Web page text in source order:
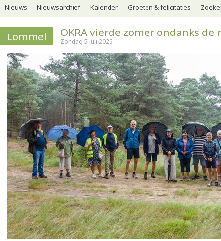
Nieuws Nieuwsarchief Kalender Groeten & felicitaties
Lommel OKRA vierde zomer ondanks de
Zondag 5 juli 2026